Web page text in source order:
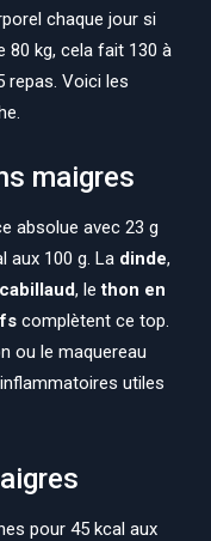
chaque jour si
80 kg, cela fait 130 à
repas. Voici les
maigres
absolue avec 23 g
aux 100 g. La dinde,
cabillaud, lethon en
complètent ce top.
ou le maquereau
utiles
pour 45 kcal aux